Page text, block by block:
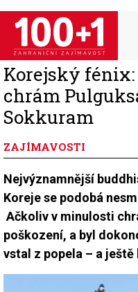
Přejít
hlavnímu
obsahu
Korejský
chrám
Sokkuram
ZAJÍMAVOSTI
Nejvýznamnější
Koreje se podobá
Ačkoliv v minulosti
poškození, a byl
vstal z popela – a ještě